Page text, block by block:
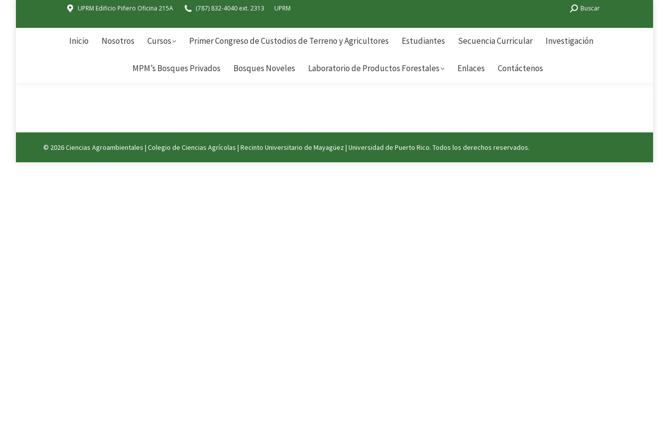
UPRM Edificio Piñero Oficina 215A (787) 832-4040 ext. 2313 UPRM Search:Buscar
Inicio Nosotros Cursos Primer Congreso de Custodios de Terreno y Agricultores Estudiantes Secuencia Curricular Investigación
MPM’s Bosques Privados Bosques Noveles Laboratorio de Productos Forestales Enlaces Contáctenos
© 2026Ciencias Agroambientales | Colegio de Ciencias Agrícolas | Recinto Universitario de Mayagüez | Universidad de Puerto Rico. Todos los derechos reservados.
Inicio Nosotros Cursos Primer Congreso de Custodios de Terreno y Agricultores Investigación
MPM’s Bosques Privados Bosques Noveles Laboratorio de Productos Forestales Enlaces Contáctenos